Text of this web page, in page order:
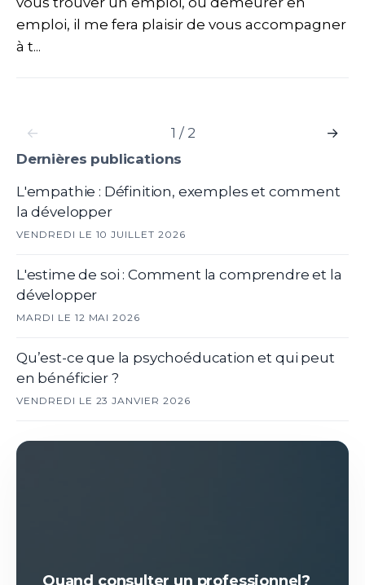
emploi, il me fera plaisir de vous accompagner
à t...
← 1 / 2
→
Dernières publications
L'empathie : Définition, exemples et comment
la développer
VENDREDI LE 10 JUILLET 2026
L'estime de soi : Comment la comprendre et la
développer
MARDI LE 12 MAI 2026
Qu’est-ce que la psychoéducation et qui peut
en bénéficier ?
VENDREDI LE 23 JANVIER 2026
Quand consulter un professionnel?